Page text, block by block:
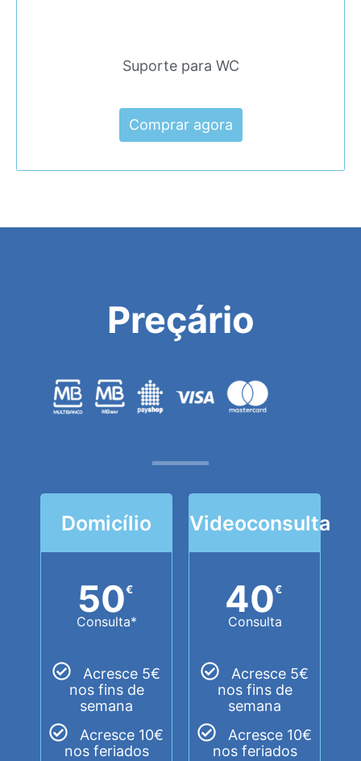
Suporte para WC
Comprar agora
Preçário
Domicílio
50€
Consulta*
Acresce 5€
nos fins de
semana
Acresce 10€
nos feriados
Videoconsulta
40€
Consulta
Acresce 5€
nos fins de
semana
Acresce 10€
nos feriados